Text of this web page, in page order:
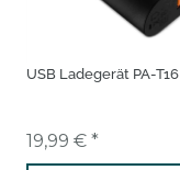
USB Ladegerät PA-T16
19,99 € *